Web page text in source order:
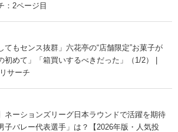
：2ページ目
てもセンス抜群」六花亭の“店舗限定”お菓子が
めて」「箱買いするべきだった」（1/2） |
サーチ
ネーションズリーグ日本ラウンドで活躍を期待
子バレー代表選手」は？【2026年版・人気投